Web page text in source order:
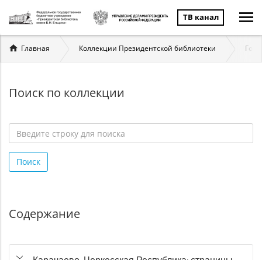
ТВ канал
Вы
здесь
Главная Коллекции Президентской библиотеки
Поиск по коллекции
строку
для
Поиск
Содержание